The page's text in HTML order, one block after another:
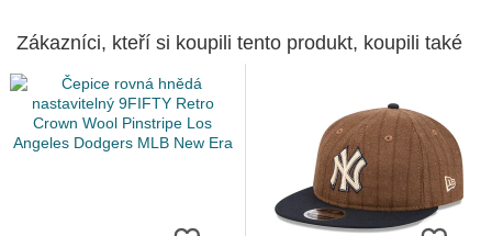
Zákazníci, kteří si koupili tento produkt, koupili také